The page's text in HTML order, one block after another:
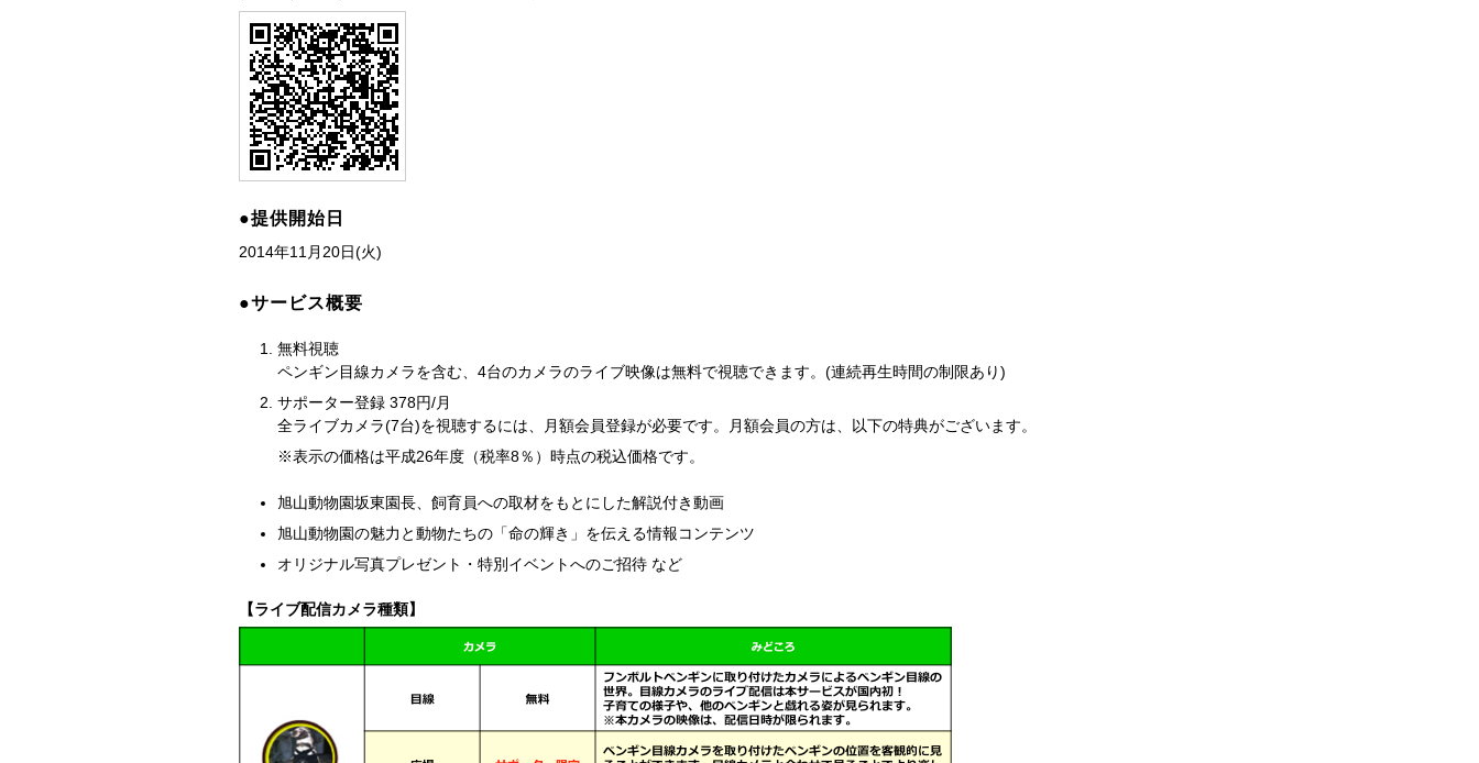
●提供開始日
2014年11月20日(火)
●サービス概要
無料視聴
ペンギン目線カメラを含む、4台のカメラのライブ映像は無料で視聴できます。(連続再生時間の制限あり)
サポーター登録 378円/月
全ライブカメラ(7台)を視聴するには、月額会員登録が必要です。月額会員の方は、以下の特典がございます。
※表示の価格は平成26年度（税率8％）時点の税込価格です。
旭山動物園坂東園長、飼育員への取材をもとにした解説付き動画
旭山動物園の魅力と動物たちの「命の輝き」を伝える情報コンテンツ
オリジナル写真プレゼント・特別イベントへのご招待 など
【ライブ配信カメラ種類】